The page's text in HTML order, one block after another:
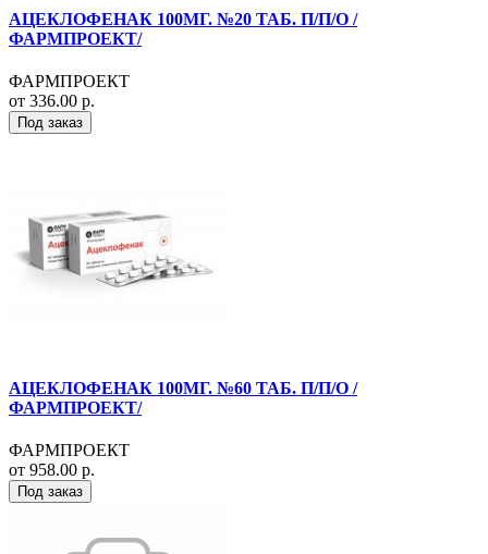
АЦЕКЛОФЕНАК 100МГ. №20 ТАБ. П/П/О /
ФАРМПРОЕКТ/
ФАРМПРОЕКТ
от 336.00 р.
Под заказ
АЦЕКЛОФЕНАК 100МГ. №60 ТАБ. П/П/О /
ФАРМПРОЕКТ/
ФАРМПРОЕКТ
от 958.00 р.
Под заказ